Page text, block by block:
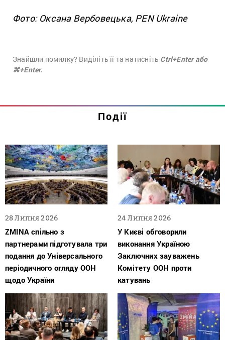
Фото: Оксана Вербовецька, PEN Ukraine
Знайшли помилку? Виділіть її та натисніть Ctrl+Enter або
⌘+Enter.
Події
28 Липня 2026
ZMINA спільно з
партнерами підготувала три
подання до Універсального
періодичного огляду ООН
щодо України
24 Липня 2026
У Києві обговорили
виконання Україною
Заключних зауважень
Комітету ООН проти
катувань